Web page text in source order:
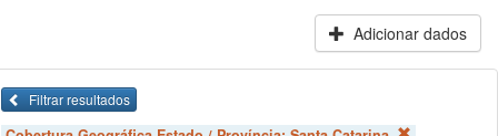
Adicionar dados
Filtrar resultados